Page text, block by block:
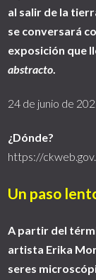
al salir de la
se conversará
exposición que
abstracto.
24 de junio de
¿Dónde?
https://
Un paso
A partir del
artista Erika
seres